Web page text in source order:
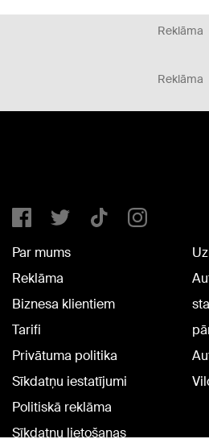
Reklāma
Reklāma
Par mums
Reklāma
Biznesa klientiem
Tarifi
Privātuma politika
Sīkdatņu iestatījumi
Politiskā reklāma
Sīkdatņu lietošanas